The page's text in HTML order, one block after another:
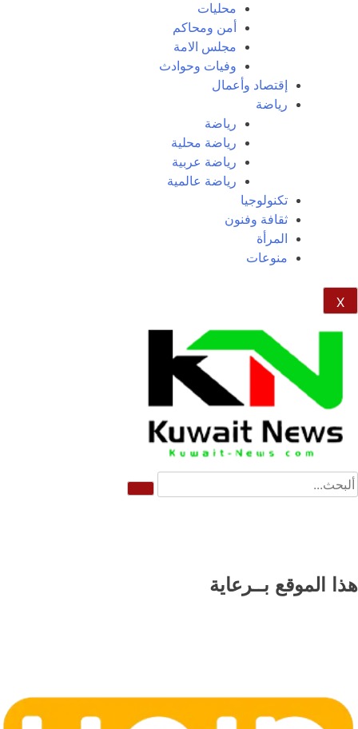
محليات
أمن ومحاكم
مجلس الامة
وفيات وحوادث
إقتصاد وأعمال
رياضة
رياضة
رياضة محلية
رياضة عربية
رياضة عالمية
تكنولوجيا
ثقافة وفنون
المرأة
منوعات
X
NE
News Elementor
هذا الموقع بــرعاية